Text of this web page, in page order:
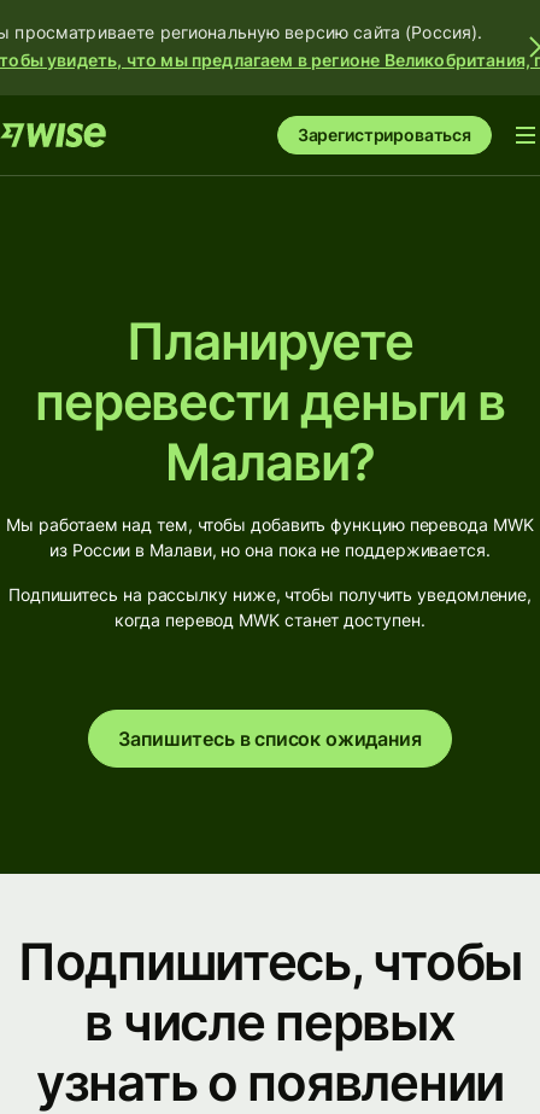
просматриваете региональную версию сайта (Россия).
увидеть, что мы предлагаем в регионе Великобритания,
Зарегистрироваться
Планируете
перевести деньги в
Малави?
Мы работаем над тем, чтобы добавить функцию перевода MWK
из России в Малави, но она пока не поддерживается.
Подпишитесь на рассылку ниже, чтобы получить уведомление,
когда перевод MWK станет доступен.
Запишитесь в список ожидания
Подпишитесь, чтобы
в числе первых
узнать о появлении